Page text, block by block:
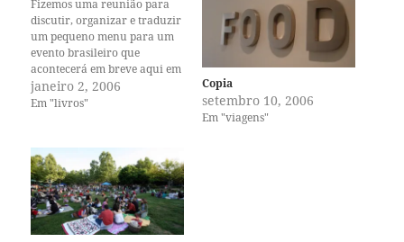
Fizemos uma reunião para
discutir, organizar e traduzir
um pequeno menu para um
evento brasileiro que
acontecerá em breve aqui em
Davis. Eu peguei um monte
de receitas na internet, of
ocasião que pedia pressa. Mas
uma das minhas amigas
levou uma pilha…
janeiro 2, 2006
Em "livros"
Copia
setembro 10, 2006
Em "viagens"